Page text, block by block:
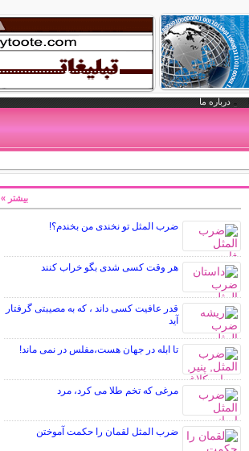
درباره ما
ضرب المثل تو نخندی من بخندم؟!
هر وقت کسی شدی بگو خراب کنند
قدر عافیت کسی داند ، که به مصیبتی گرفتار
آید
تا ابله در جهان هست،مفلس در نمی ماند!
مرغی که تخم طلا می کرد، مرد
ضرب المثل لقمان را حکمت آموختن
بیشتر »